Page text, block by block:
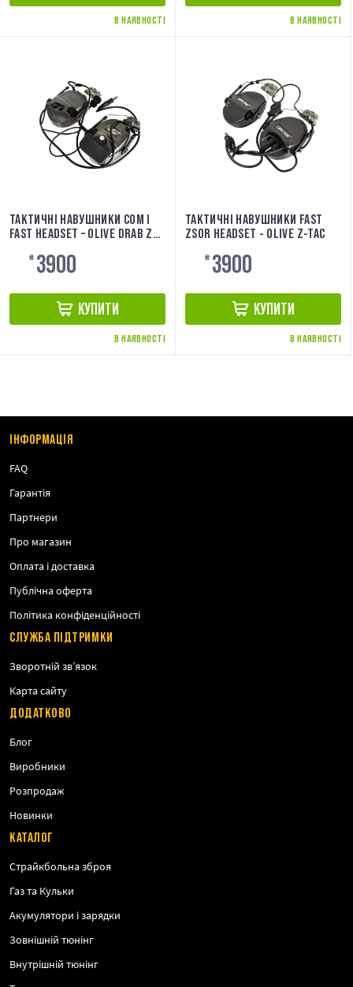
В НАЯВНОСТІ В НАЯВНОСТІ
ТАКТИЧНІ НАВУШНИКИ COM I
FAST HEADSET – OLIVE DRAB Z-
₴ 3900
КУПИТИ
В НАЯВНОСТІ
ТАКТИЧНІ НАВУШНИКИ FAST
ZSOR HEADSET - OLIVE Z-TAC
₴ 3900
КУПИТИ
В НАЯВНОСТІ
ІНФОРМАЦІЯ
FAQ
Гарантія
Партнери
Про магазин
Оплата і доставка
Публічна оферта
Політика конфіденційності
СЛУЖБА ПІДТРИМКИ
Зворотній зв’язок
Карта сайту
ДОДАТКОВО
Блог
Виробники
Розпродаж
Новинки
КАТАЛОГ
Страйкбольна зброя
Газ та Кульки
Акумулятори і зарядки
Зовнішній тюнінг
Внутрішній тюнінг